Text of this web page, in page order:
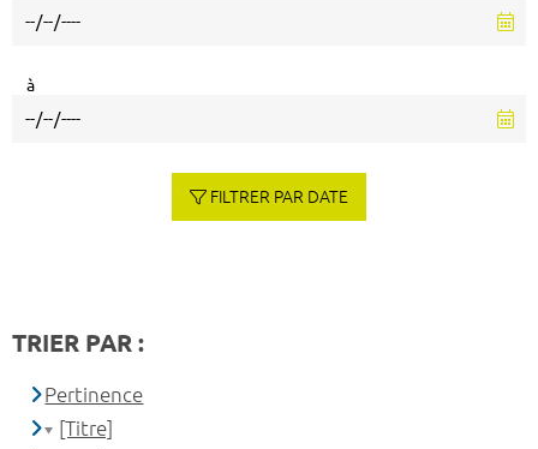
à
FILTRER PAR DATE
TRIER PAR :
Pertinence
[Titre]